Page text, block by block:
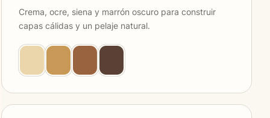
Crema, ocre, siena y marrón oscuro para construir
capas cálidas y un pelaje natural.